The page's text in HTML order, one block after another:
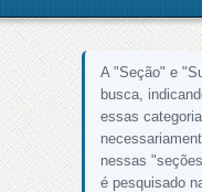
A "Seção" e
busca,
essas
nessas
é pesquisado